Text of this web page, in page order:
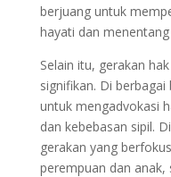
berjuang untuk
hayati dan
Selain itu, gerakan
signifikan. Di
untuk mengadvokasi
dan kebebasan sipil.
gerakan yang
perempuan dan